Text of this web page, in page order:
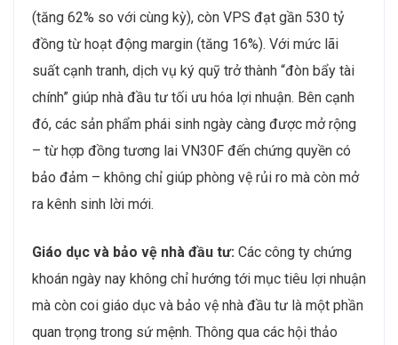
(tăng 62% so với cùng kỳ), còn VPS đạt gần 530 tỷ
đồng từ hoạt động margin (tăng 16%). Với mức lãi
suất cạnh tranh, dịch vụ ký quỹ trở thành “đòn bẩy tài
chính” giúp nhà đầu tư tối ưu hóa lợi nhuận. Bên cạnh
đó, các sản phẩm phái sinh ngày càng được mở rộng
– từ hợp đồng tương lai VN30F đến chứng quyền có
bảo đảm – không chỉ giúp phòng vệ rủi ro mà còn mở
ra kênh sinh lời mới.
Giáo dục và bảo vệ nhà đầu tư: Các công ty chứng
khoán ngày nay không chỉ hướng tới mục tiêu lợi nhuận
mà còn coi giáo dục và bảo vệ nhà đầu tư là một phần
quan trọng trong sứ mệnh. Thông qua các hội thảo